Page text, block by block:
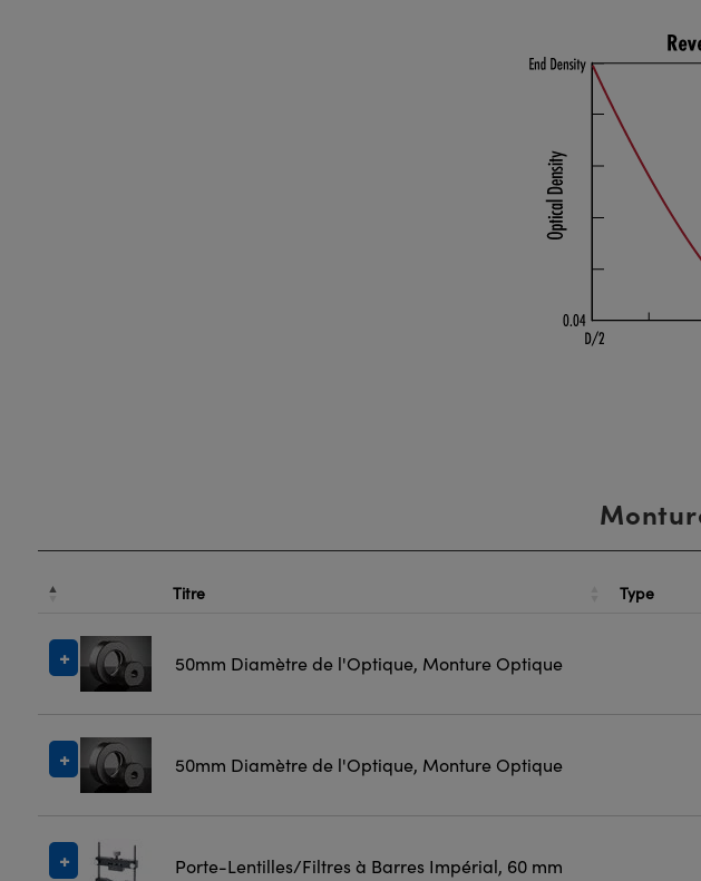
Titre Type
50mm Diamètre de l'Optique, Monture Optique
50mm Diamètre de l'Optique, Monture Optique
Porte-Lentilles/Filtres à Barres Impérial, 60 mm